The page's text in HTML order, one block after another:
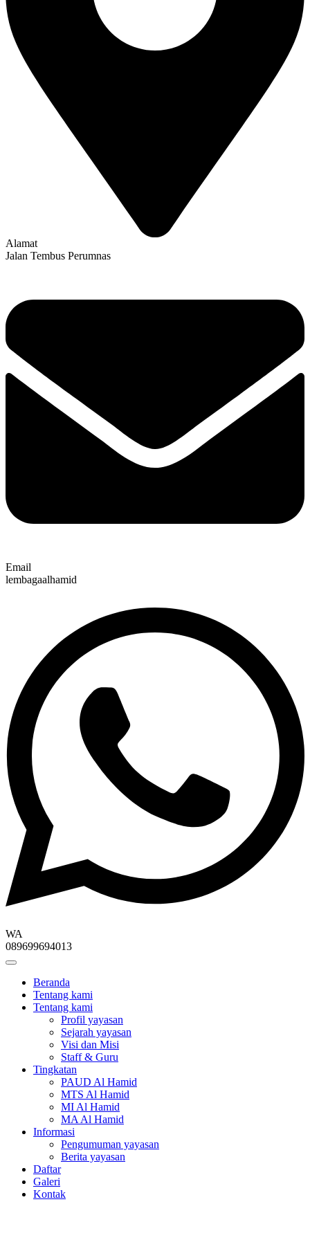
Alamat
Jalan Tembus Perumnas
Email
lembagaalhamid
WA
089699694013
Beranda
Tentang kami
Tentang kami
Profil yayasan
Sejarah yayasan
Visi dan Misi
Staff & Guru
Tingkatan
PAUD Al Hamid
MTS Al Hamid
MI Al Hamid
MA Al Hamid
Informasi
Pengumuman yayasan
Berita yayasan
Daftar
Galeri
Kontak